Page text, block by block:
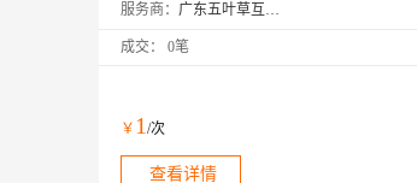
官网→【点击右上角（阿里云免登）】→查看
案】
服务商： 广东五叶草互联网科技有限公司
成交： 0笔
￥ 1 /次
查看详情